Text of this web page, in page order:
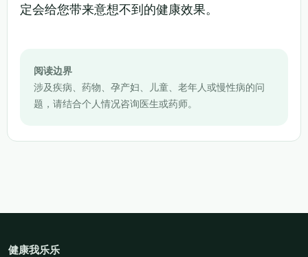
定会给您带来意想不到的健康效果。
阅读边界
涉及疾病、药物、孕产妇、儿童、老年人或慢性病的问
题，请结合个人情况咨询医生或药师。
健康我乐乐